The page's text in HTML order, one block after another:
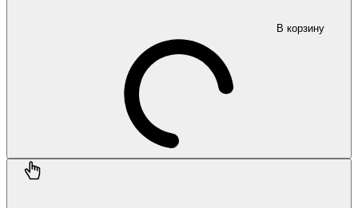
В корзину